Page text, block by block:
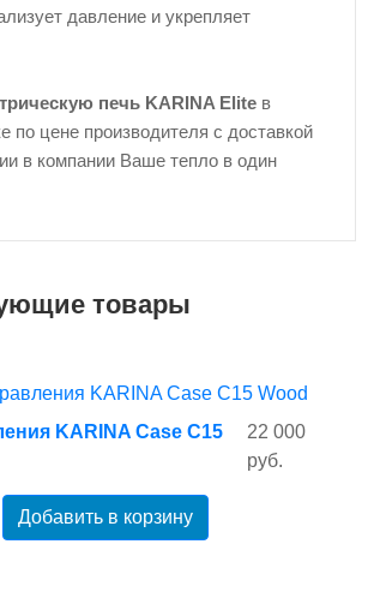
давление и укрепляет
печь KARINA Elite в
по цене производителя с доставкой
в компании Ваше тепло в один
товары
KARINA Case C15
22 000
руб.
Добавить в корзину